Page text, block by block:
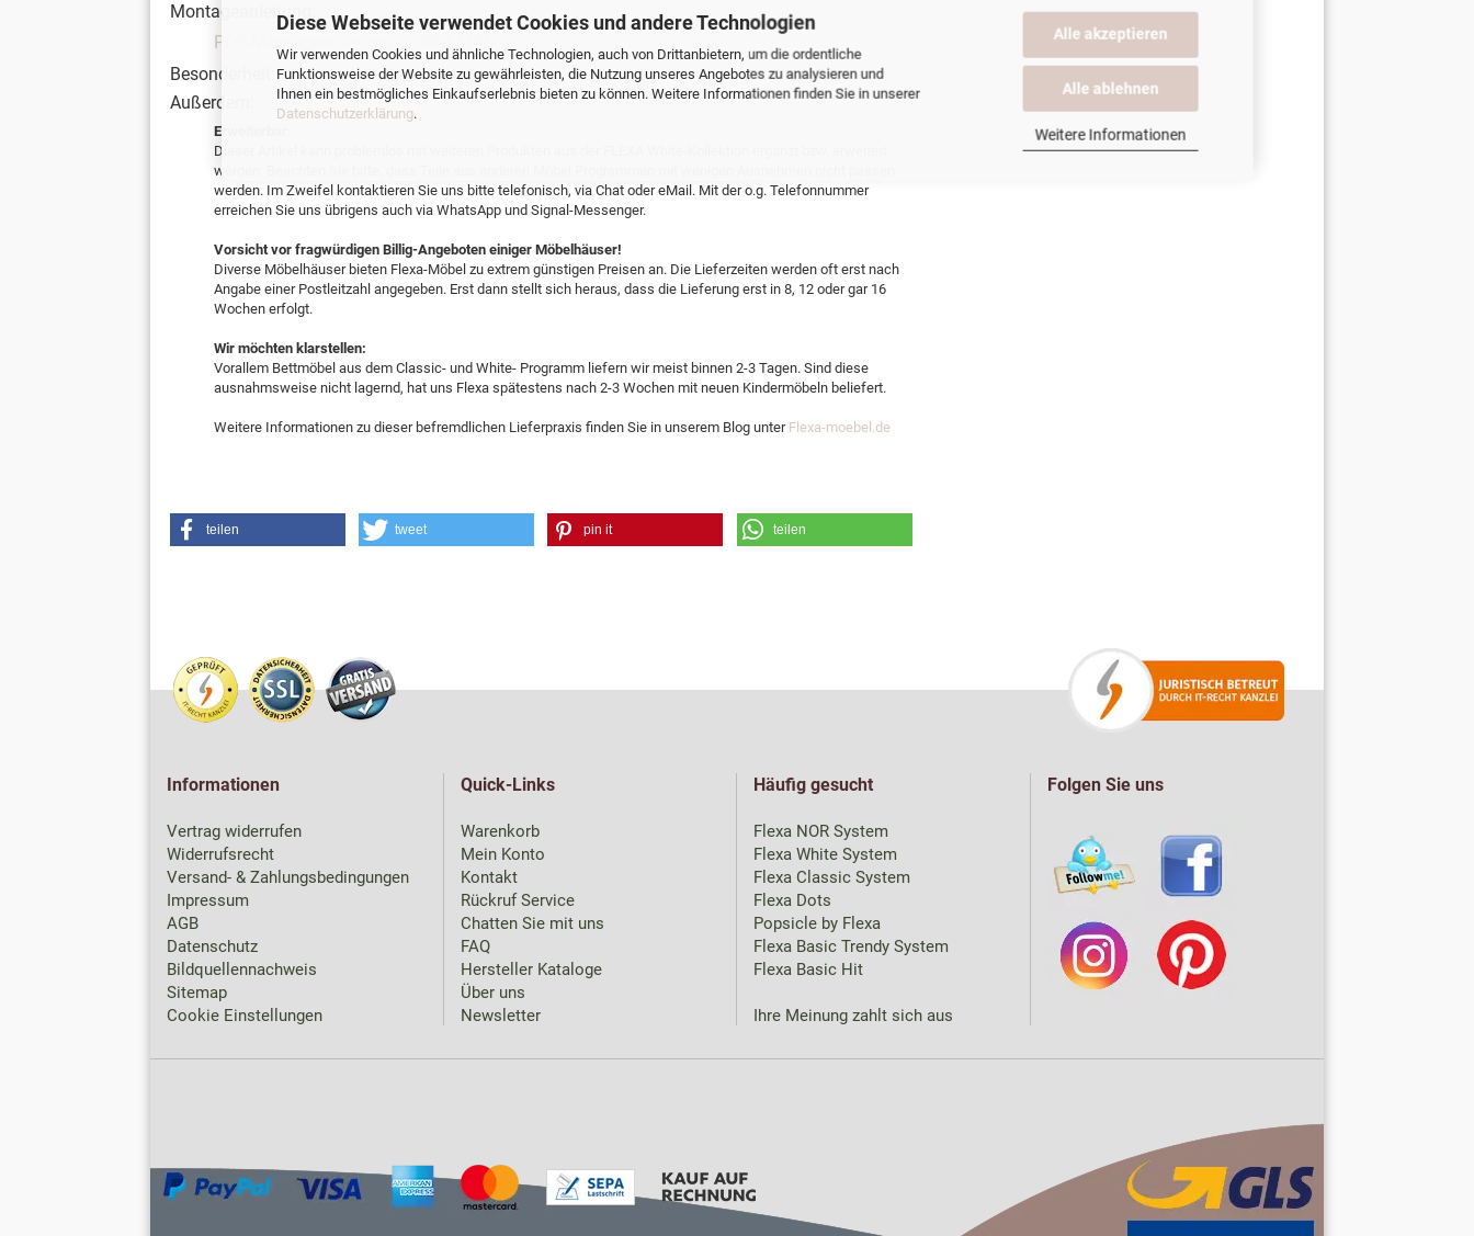
Diese Webseite verwendet Cookies und andere Technologien
Wir verwenden Cookies und ähnliche Technologien, auch von Drittanbietern, um die ordentliche
Funktionsweise der Website zu gewährleisten, die Nutzung unseres Angebotes zu analysieren und
Ihnen ein bestmögliches Einkaufserlebnis bieten zu können. Weitere Informationen finden Sie in unserer
Datenschutzerklärung.
Alle akzeptieren
Alle ablehnen
Weitere Informationen
Montageanleitung:
PDF-Montageanleitung zu 80-17105-1
Besonderheit:
Außerdem:
Erweiterbar:
Dieser Artikel kann problemlos mit weiteren Produkten aus der FLEXA White-Kollektion ergänzt bzw. erweitert
werden. Beachten Sie bitte, dass Teile aus anderen Möbel Programmen mit wenigen Ausnahmen nicht passen
werden. Im Zweifel kontaktieren Sie uns bitte telefonisch, via Chat oder eMail. Mit der o.g. Telefonnummer
erreichen Sie uns übrigens auch via WhatsApp und Signal-Messenger.
Vorsicht vor fragwürdigen Billig-Angeboten einiger Möbelhäuser!
Diverse Möbelhäuser bieten Flexa-Möbel zu extrem günstigen Preisen an. Die Lieferzeiten werden oft erst nach
Angabe einer Postleitzahl angegeben. Erst dann stellt sich heraus, dass die Lieferung erst in 8, 12 oder gar 16
Wochen erfolgt.
Wir möchten klarstellen:
Vorallem Bettmöbel aus dem Classic- und White- Programm liefern wir meist binnen 2-3 Tagen. Sind diese
ausnahmsweise nicht lagernd, hat uns Flexa spätestens nach 2-3 Wochen mit neuen Kindermöbeln beliefert.
Weitere Informationen zu dieser befremdlichen Lieferpraxis finden Sie in unserem Blog unter Flexa-moebel.de
teilen tweet pin it teilen
Informationen
Vertrag widerrufen
Widerrufsrecht
Versand- & Zahlungsbedingungen
Impressum
AGB
Datenschutz
Bildquellennachweis
Sitemap
Cookie Einstellungen
Quick-Links
Warenkorb
Mein Konto
Kontakt
Rückruf Service
Chatten Sie mit uns
FAQ
Hersteller Kataloge
Über uns
Newsletter
Häufig gesucht
Flexa NOR System
Flexa White System
Flexa Classic System
Flexa Dots
Popsicle by Flexa
Flexa Basic Trendy System
Flexa Basic Hit
Ihre Meinung zahlt sich aus
Folgen Sie uns